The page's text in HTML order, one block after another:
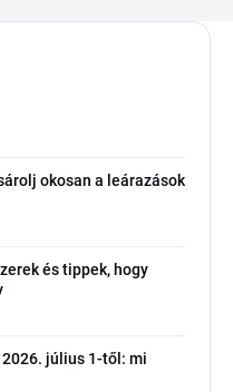
okosan a leárazások
és tippek, hogy
július 1-től: mi